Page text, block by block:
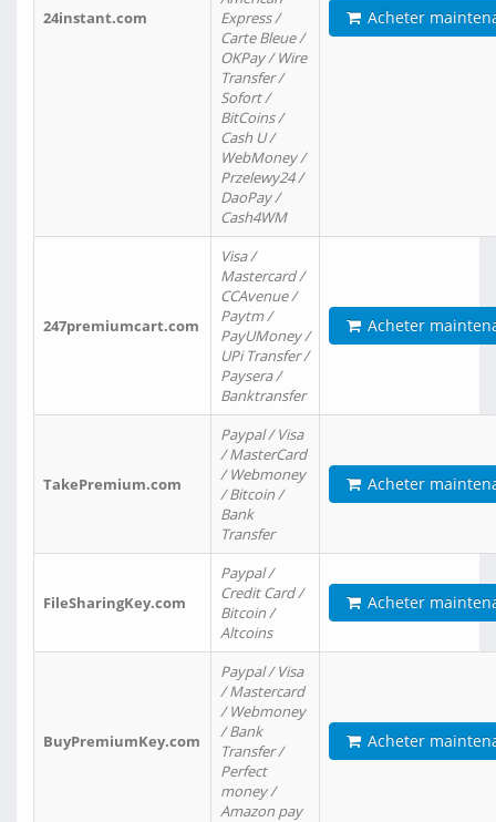
24instant.com
Express /
Carte Bleue /
OKPay / Wire
Transfer /
Sofort /
BitCoins /
Cash U /
WebMoney /
Przelewy24 /
DaoPay /
Cash4WM
Acheter
247premiumcart.com
Visa /
Mastercard /
CCAvenue /
Paytm /
PayUMoney /
UPi Transfer /
Paysera /
Banktransfer
Acheter
TakePremium.com
Paypal / Visa
/ MasterCard
/ Webmoney
/ Bitcoin /
Bank
Transfer
Acheter
FileSharingKey.com
Paypal /
Credit Card /
Bitcoin /
Altcoins
Acheter
BuyPremiumKey.com
Paypal / Visa
/ Mastercard
/ Webmoney
/ Bank
Transfer /
Perfect
money /
Amazon pay
Acheter